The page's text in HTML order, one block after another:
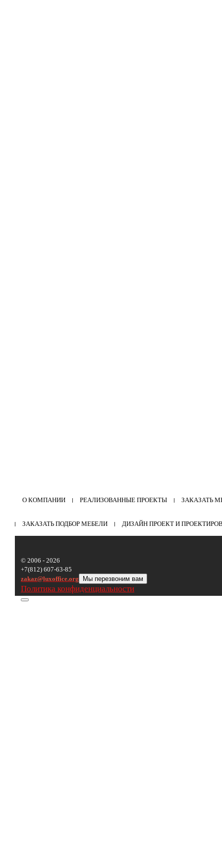
© 2006 - 2026
+7(812) 607-63-85
zakaz@luxoffice.org
Мы перезвоним вам
Политика конфиденциальности
О КОМПАНИИ РЕАЛИЗОВАННЫЕ ПРОЕКТЫ ЗАКАЗАТЬ
ЗАКАЗАТЬ ПОДБОР МЕБЕЛИ ДИЗАЙН ПРОЕКТ И